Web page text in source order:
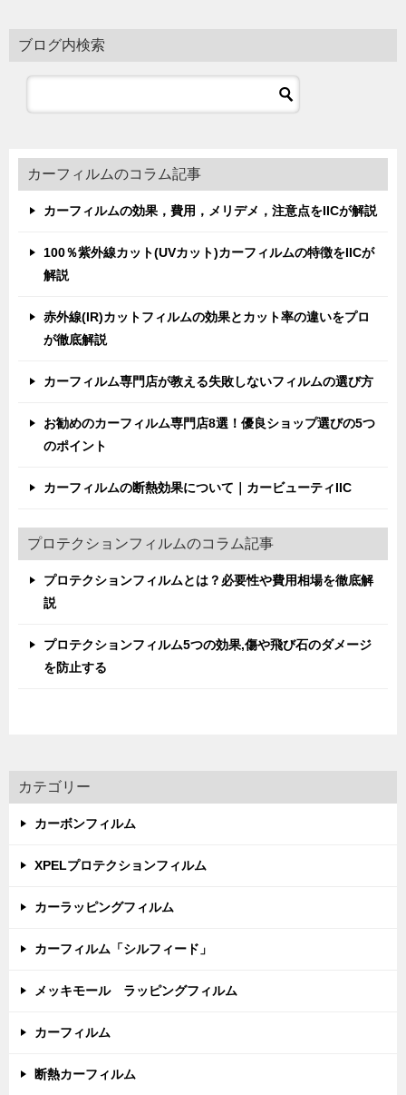
ブログ内検索
カーフィルムのコラム記事
カーフィルムの効果，費用，メリデメ，注意点をIICが解説
100％紫外線カット(UVカット)カーフィルムの特徴をIICが
解説
赤外線(IR)カットフィルムの効果とカット率の違いをプロ
が徹底解説
カーフィルム専門店が教える失敗しないフィルムの選び方
お勧めのカーフィルム専門店8選！優良ショップ選びの5つ
のポイント
カーフィルムの断熱効果について｜カービューティIIC
プロテクションフィルムのコラム記事
プロテクションフィルムとは？必要性や費用相場を徹底解
説
プロテクションフィルム5つの効果,傷や飛び石のダメージ
を防止する
カテゴリー
カーボンフィルム
XPELプロテクションフィルム
カーラッピングフィルム
カーフィルム「シルフィード」
メッキモール ラッピングフィルム
カーフィルム
断熱カーフィルム